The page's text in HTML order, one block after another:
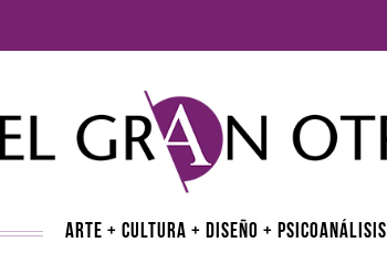
ARTE + CULTURA + DISEÑO + PSICOANÁLISIS